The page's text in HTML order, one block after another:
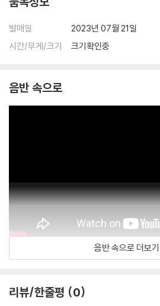
발매일
2023년 07월 21일
시간/무게/크기
크기확인중
음반 속으로
음반 속으로 더보기
리뷰/한줄평 0